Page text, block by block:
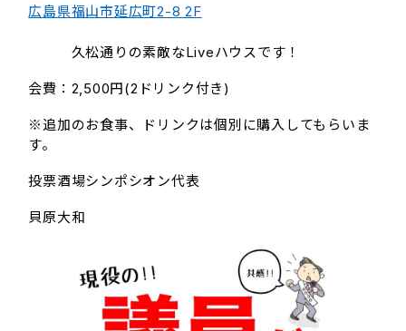
広島県福山市延広町2-8 2F
久松通りの素敵なLiveハウスです！
会費：2,500円(2ドリンク付き)
※追加のお食事、ドリンクは個別に購入してもらいま
す。
投票酒場シンポシオン代表
貝原大和